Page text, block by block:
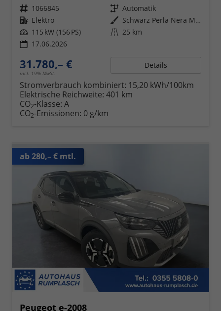
Fahrzeugnr. 1066845 Getriebe Automatik
Kraftstoff Elektro Außenfarbe
Schwarz Perla Nera Metallic
Leistung 115 kW (156 PS) Kilometerstand 25 km
17.06.2026
31.780,– €
incl. 19% MwSt.
Details
Stromverbrauch kombiniert: 15,20 kWh/100km
Elektrische Reichweite: 401 km
CO2-Klasse: A
CO2-Emissionen: 0 g/km
ab 280,– € mtl.
Peugeot e-2008